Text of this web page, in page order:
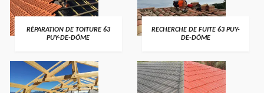
RÉPARATION DE TOITURE 63
PUY-DE-DÔME
RECHERCHE DE FUITE 63 PUY-
DE-DÔME